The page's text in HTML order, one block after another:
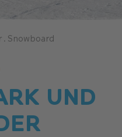
. Snowboard
UND